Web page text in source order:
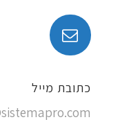
כתובת מייל